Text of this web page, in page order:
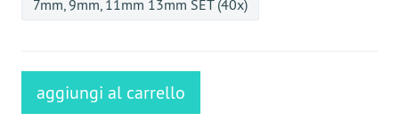
7mm, 9mm, 11mm 13mm SET (40x)
aggiungi al carrello